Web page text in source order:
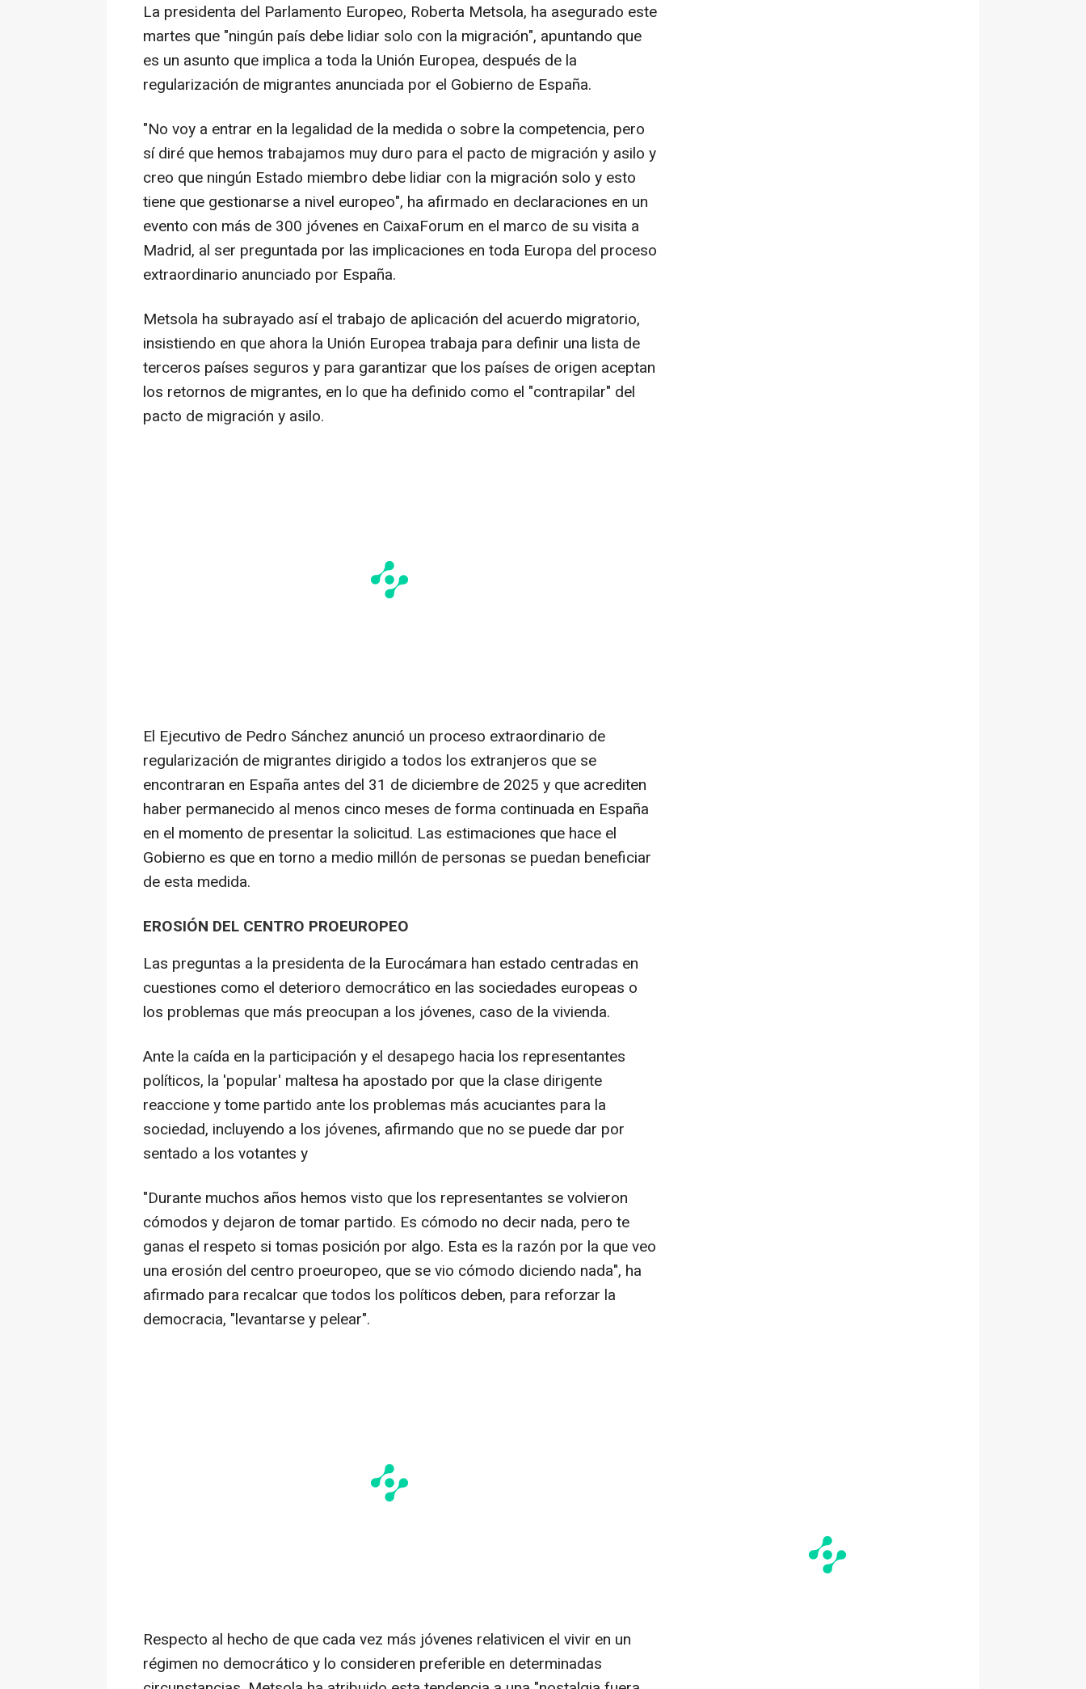
La presidenta del Parlamento Europeo, Roberta Metsola, ha asegurado este
martes que "ningún país debe lidiar solo con la migración", apuntando que
es un asunto que implica a toda la Unión Europea, después de la
regularización de migrantes anunciada por el Gobierno de España.
"No voy a entrar en la legalidad de la medida o sobre la competencia, pero
sí diré que hemos trabajamos muy duro para el pacto de migración y asilo y
creo que ningún Estado miembro debe lidiar con la migración solo y esto
tiene que gestionarse a nivel europeo", ha afirmado en declaraciones en un
evento con más de 300 jóvenes en CaixaForum en el marco de su visita a
Madrid, al ser preguntada por las implicaciones en toda Europa del proceso
extraordinario anunciado por España.
Metsola ha subrayado así el trabajo de aplicación del acuerdo migratorio,
insistiendo en que ahora la Unión Europea trabaja para definir una lista de
terceros países seguros y para garantizar que los países de origen aceptan
los retornos de migrantes, en lo que ha definido como el "contrapilar" del
pacto de migración y asilo.
El Ejecutivo de Pedro Sánchez anunció un proceso extraordinario de
regularización de migrantes dirigido a todos los extranjeros que se
encontraran en España antes del 31 de diciembre de 2025 y que acrediten
haber permanecido al menos cinco meses de forma continuada en España
en el momento de presentar la solicitud. Las estimaciones que hace el
Gobierno es que en torno a medio millón de personas se puedan beneficiar
de esta medida.
EROSIÓN DEL CENTRO PROEUROPEO
Las preguntas a la presidenta de la Eurocámara han estado centradas en
cuestiones como el deterioro democrático en las sociedades europeas o
los problemas que más preocupan a los jóvenes, caso de la vivienda.
Ante la caída en la participación y el desapego hacia los representantes
políticos, la 'popular' maltesa ha apostado por que la clase dirigente
reaccione y tome partido ante los problemas más acuciantes para la
sociedad, incluyendo a los jóvenes, afirmando que no se puede dar por
sentado a los votantes y
"Durante muchos años hemos visto que los representantes se volvieron
cómodos y dejaron de tomar partido. Es cómodo no decir nada, pero te
ganas el respeto si tomas posición por algo. Esta es la razón por la que veo
una erosión del centro proeuropeo, que se vio cómodo diciendo nada", ha
afirmado para recalcar que todos los políticos deben, para reforzar la
democracia, "levantarse y pelear".
Respecto al hecho de que cada vez más jóvenes relativicen el vivir en un
régimen no democrático y lo consideren preferible en determinadas